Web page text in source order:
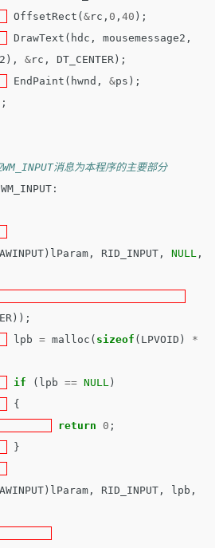
OffsetRect ( &rc , 0 , 40 );
DrawText ( hdc , mousemessage2 ,
), &rc , DT_CENTER );
EndPaint ( hwnd , &ps );
;
消息为本程序的主要部分
WM_INPUT :
) lParam , RID_INPUT , NULL ,
));
lpb = malloc ( sizeof ( LPVOID )
*
if
( lpb == NULL )
{
return
0 ;
}
) lParam , RID_INPUT , lpb ,